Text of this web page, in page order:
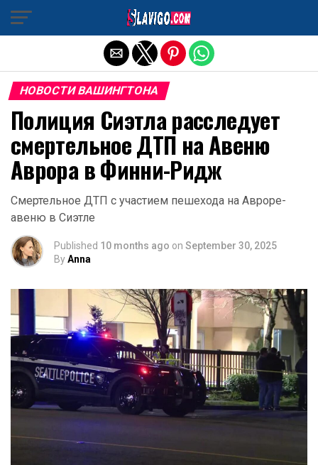
НОВОСТИ ВАШИНГТОНА
Полиция Сиэтла расследует
смертельное ДТП на Авеню
Аврора в Финни-Ридж
Смертельное ДТП с участием пешехода на Авроре-
авеню в Сиэтле
Published 10 months ago on September 30, 2025
ByAnna
Exit mobile version